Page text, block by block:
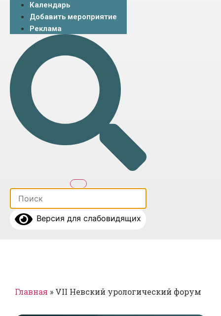
Календарь
Добавить мероприятие
Реклама
Версия для слабовидящих
Главная » VII Невский урологический форум